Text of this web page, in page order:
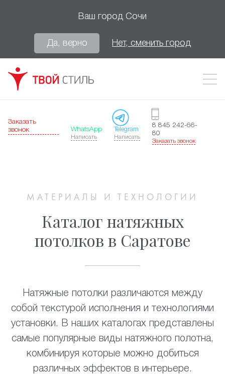
Ваш город Сочи
Да, верно Нет, сменить город
Заказать
звонок
WhatsApp
Написать
Telegram
Написать
8 845 242-66-
80
Заказать звонок
МАТЕРИАЛЫ И ТЕХНОЛОГИИ
Каталог натяжных
потолков в Саратове
Натяжные потолки различаются между
собой текстурой исполнения и технологиями
установки. В наших каталогах представлены
самые популярные виды натяжного полотна,
комбинируя которые можно добиться
различных эффектов в интерьере.